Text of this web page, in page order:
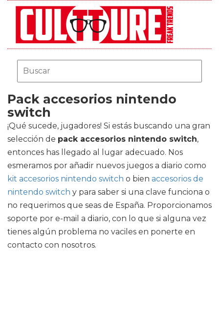
Pack accesorios nintendo
switch
¡Qué sucede, jugadores! Si estás buscando una gran
selección de pack accesorios nintendo switch,
entonces has llegado al lugar adecuado. Nos
esmeramos por añadir nuevos juegos a diario como
kit accesorios nintendo switch o bien accesorios de
nintendo switch y para saber si una clave funciona o
no requerimos que seas de España. Proporcionamos
soporte por e-mail a diario, con lo que si alguna vez
tienes algún problema no vaciles en ponerte en
contacto con nosotros.